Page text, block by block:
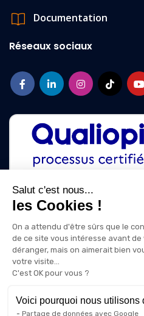
Salut c'est nous...
les Cookies !
On a attendu d'être sûrs que le
de ce site vous intéresse avant de
déranger, mais on aimerait bien
votre visite...
C'est OK pour vous ?
Voici pourquoi nous utilisons
Partage de données avec Google
Documentation
Réseaux sociaux
La certification qualité a été
ACTIONS DE FORMATION
ACTIONS DE FORMATION PAR